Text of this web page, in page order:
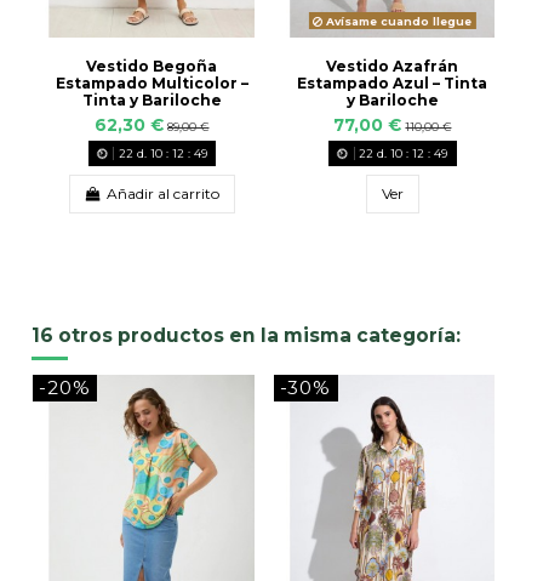
Vestido Begoña
Estampado Multicolor –
Tinta y Bariloche
62,30 € 89,00 €
22 d. 10: 12 : 48
Añadir al carrito
Avísame cuando llegue
Vestido Azafrán
Estampado Azul – Tinta
y Bariloche
77,00 € 110,00 €
22 d. 10 :12 :48
Ver
16 otros productos en la misma categoría:
-20% -30%